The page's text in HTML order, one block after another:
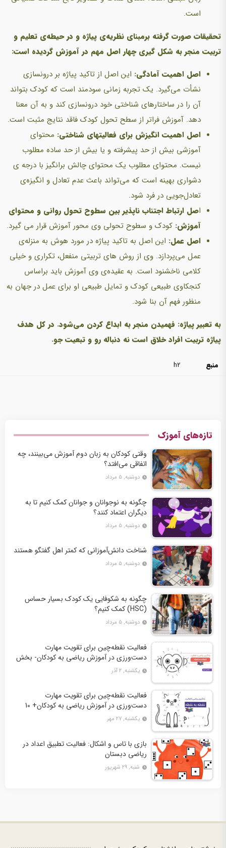
است.
تحقیقات صورت گرفته برمبنای نظریه‌ی پیاژه و در حیطه‌ی تعلیم و
تربیت منجر به شکل‌ گیری چهار اصل مهم در آموزش گردیده است:
اصل اهمیت آمادگی: این اصل از تاکید پیاژه بر درونسازی
نشأت می‌گیرد. یک تجربه‌ زمانی سودمند است که کودک بتواند
آن را در ساختارهای شناختی خود درونسازی کند و به آن معنا
دهد. آموزش فراتر از سطح تحول کودک فاقد نتایج مثبت است.
اصل اهمیت انگیزش برای فعالیتهای شناختی: محتوای
آموزشی بیش از حد پیشرفته و یا بیش از حد ساده مطلوب
نیست. محتوای مطلوب یک محتوای چالش برانگیز با درجه ی
دشواری بهینه است که می‌تواند باعث عدم تعادل و انگیزه‌ی
تعادل‌جویی در فرد شود.
اصل ارتباط اجتناب ناپذیر بین سطوح تحول روانی و محتوای
آموزش: کودک و سطوح تحولی وی محور آموزش قرار می گیرد.
اصل عمل: این اصل به تاکید پیاژه در مورد هوش به منزله‌ی
عمل می‌پردازد. وی از روش های تربیتی منفعل، تکراری و خیلی
کلامی ناخشنود است. به عقیده‌ی وی آموزش باید براساس
کنجکاوی طبیعی کودک و تمایل طبیعی او برای عمل در جهان به
منظور فهم آن بنا شود.
به تعبیر پیاژه: فهمیدن منجر به ابداع کردن می‌شود. در کل هدف
پیاژه تربیت افراد خلاق است نه دنباله رو و تبعیت جو.
منبع h2
تازه‌های آموزک
وقتی کودکان به زبان دوم آموزش می‌بینند، چه
اتفاقی می‌افتد؟
دوشنبه, ۵ مرداد
چگونه به نوجوانان و جوانان کمک کنیم تا به
دیگران اعتماد کنند؟
دوشنبه, ۵ مرداد
شناخت دانش‌آموزانی که کمتر اهل گفتگو هستند
دوشنبه, ۵ مرداد
چگونه به شکوفایی یک کودک بسیار حساس
(HSC) کمک کنیم؟
دوشنبه, ۵ مرداد
فعالیت نقطه‌چین برای تقویت مهارت
دست‌ورزی در آموزش ریاضی به کودکان- بخش
دوم + 10 کاربرگ فعالیت
یکشنبه, ۲ آذر
فعالیت نقطه‌چین برای تقویت مهارت
دست‌ورزی در آموزش ریاضی به کودکان+ 10
کاربرگ فعالیت
یکشنبه, ۲۷ مهر
بازی با تاس و اشکال: فعالیت تطبیق اعداد در
ریاضی دبستان
شنبه, ۲۹ شهریور